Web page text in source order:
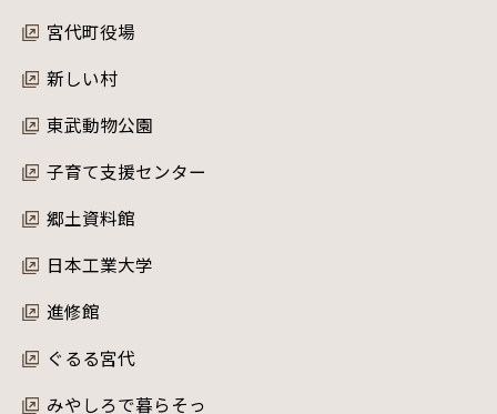
宮代町役場
新しい村
東武動物公園
子育て支援センター
郷土資料館
日本工業大学
進修館
ぐるる宮代
みやしろで暮らそっ